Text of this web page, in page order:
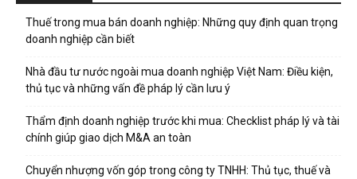
Thuế trong mua bán doanh nghiệp: Những quy định quan trọng
doanh nghiệp cần biết
Nhà đầu tư nước ngoài mua doanh nghiệp Việt Nam: Điều kiện,
thủ tục và những vấn đề pháp lý cần lưu ý
Thẩm định doanh nghiệp trước khi mua: Checklist pháp lý và tài
chính giúp giao dịch M&A an toàn
Chuyển nhượng vốn góp trong công ty TNHH: Thủ tục, thuế và